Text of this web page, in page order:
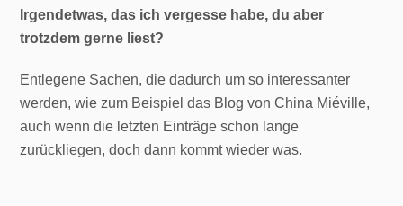
Irgendetwas, das ich vergesse habe, du aber
trotzdem gerne liest?
Entlegene Sachen, die dadurch um so interessanter
werden, wie zum Beispiel das Blog von China Miéville,
auch wenn die letzten Einträge schon lange
zurückliegen, doch dann kommt wieder was.